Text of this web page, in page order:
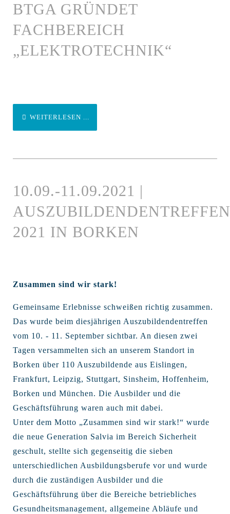
BTGA GRÜNDET
FACHBEREICH
„ELEKTROTECHNIK“
WEITERLESEN ...
10.09.-11.09.2021 |
AUSZUBILDENDENTREFFEN
2021 IN BORKEN
Zusammen sind wir stark!
Gemeinsame Erlebnisse schweißen richtig zusammen.
Das wurde beim diesjährigen Auszubildendentreffen
vom 10. - 11. September sichtbar. An diesen zwei
Tagen versammelten sich an unserem Standort in
Borken über 110 Auszubildende aus Eislingen,
Frankfurt, Leipzig, Stuttgart, Sinsheim, Hoffenheim,
Borken und München. Die Ausbilder und die
Geschäftsführung waren auch mit dabei.
Unter dem Motto „Zusammen sind wir stark!“ wurde
die neue Generation Salvia im Bereich Sicherheit
geschult, stellte sich gegenseitig die sieben
unterschiedlichen Ausbildungsberufe vor und wurde
durch die zuständigen Ausbilder und die
Geschäftsführung über die Bereiche betriebliches
Gesundheitsmanagement, allgemeine Abläufe und